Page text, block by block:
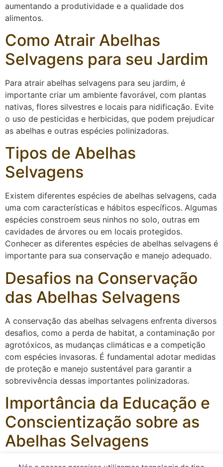
aumentando a produtividade e a qualidade dos
alimentos.
Como Atrair Abelhas
Selvagens para seu Jardim
Para atrair abelhas selvagens para seu jardim, é
importante criar um ambiente favorável, com plantas
nativas, flores silvestres e locais para nidificação. Evite
o uso de pesticidas e herbicidas, que podem prejudicar
as abelhas e outras espécies polinizadoras.
Tipos de Abelhas
Selvagens
Existem diferentes espécies de abelhas selvagens, cada
uma com características e hábitos específicos. Algumas
espécies constroem seus ninhos no solo, outras em
cavidades de árvores ou em locais protegidos.
Conhecer as diferentes espécies de abelhas selvagens é
importante para sua conservação e manejo adequado.
Desafios na Conservação
das Abelhas Selvagens
A conservação das abelhas selvagens enfrenta diversos
desafios, como a perda de habitat, a contaminação por
agrotóxicos, as mudanças climáticas e a competição
com espécies invasoras. É fundamental adotar medidas
de proteção e manejo sustentável para garantir a
sobrevivência dessas importantes polinizadoras.
Importância da Educação e
Conscientização sobre as
Abelhas Selvagens
Promover a educação e conscientização sobre a